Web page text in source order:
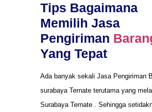
Tips Bagaimana
Memilih Jasa
Pengiriman
Yang Tepat
Ada banyak sekali Jasa Pengiriman
surabaya Ternate terutama yang
Surabaya Ternate . Sehingga